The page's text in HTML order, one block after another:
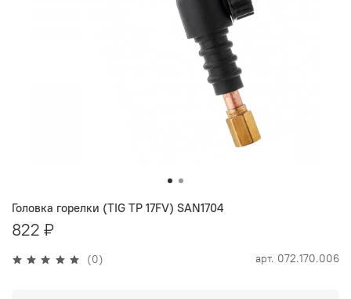
(0) арт. 072.170.006
Головка горелки (TIG TP 17FV) SAN1704
822 ₽